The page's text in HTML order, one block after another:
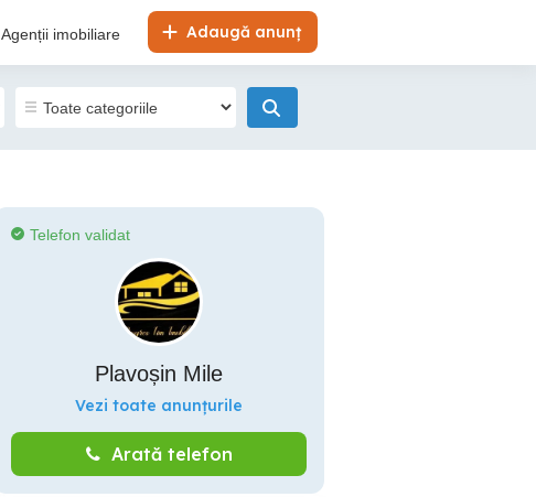
Adaugă anunț
Agenții imobiliare
Telefon validat
Plavoșin Mile
Vezi toate anunțurile
Arată telefon